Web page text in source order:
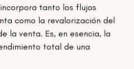
tanto los flujos
como la revalorización del
la venta. Es, en esencia, la
total de una